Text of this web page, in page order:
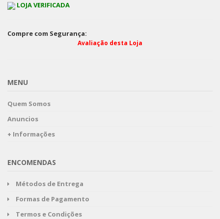
LOJA VERIFICADA
Compre com Segurança:
Avaliação desta Loja
MENU
Quem Somos
Anuncios
+ Informações
ENCOMENDAS
Métodos de Entrega
Formas de Pagamento
Termos e Condições